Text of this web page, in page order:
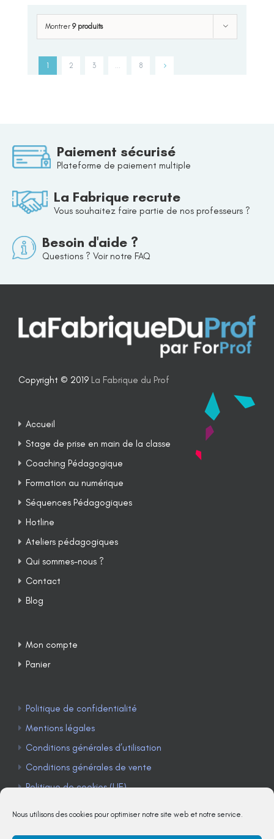
Nous utilisons des cookies pour optimiser notre site web et notre service.
Montrer 9 produits
1 2 3 8
Paiement sécurisé
Plateforme de paiement multiple
La Fabrique recrute
Vous souhaitez faire partie de nos professeurs ?
Besoin d'aide ?
Questions ? Voir notre FAQ
Copyright © 2019 La Fabrique du Prof
Accueil
Stage de prise en main de la classe
Coaching Pédagogique
Formation au numérique
Séquences Pédagogiques
Hotline
Ateliers pédagogiques
Qui sommes-nous ?
Contact
Blog
Mon compte
Panier
Politique de confidentialité
Mentions légales
Conditions générales d’utilisation
Conditions générales de vente
Politique de cookies (UE)